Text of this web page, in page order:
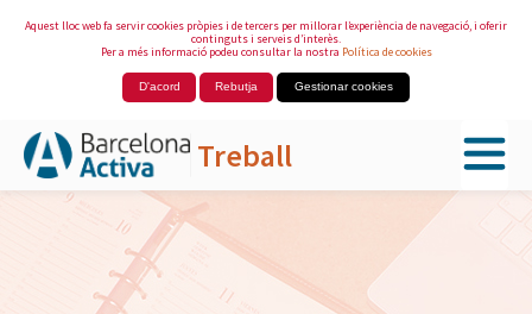
Aquest lloc web fa servir cookies pròpies i de tercers per millorar l’experiència de navegació, i oferir
continguts i serveis d’interès.
Per a més informació podeu consultar la nostra Política de cookies
D'acord Rebutja Gestionar cookies
Treball
Salta al contingut principal